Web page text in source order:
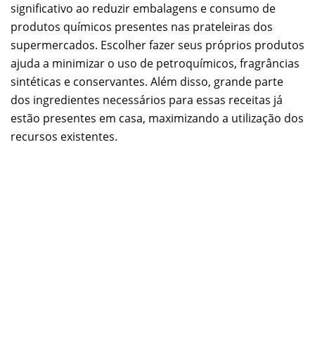
significativo ao reduzir embalagens e consumo de
produtos químicos presentes nas prateleiras dos
supermercados. Escolher fazer seus próprios produtos
ajuda a minimizar o uso de petroquímicos, fragrâncias
sintéticas e conservantes. Além disso, grande parte
dos ingredientes necessários para essas receitas já
estão presentes em casa, maximizando a utilização dos
recursos existentes.